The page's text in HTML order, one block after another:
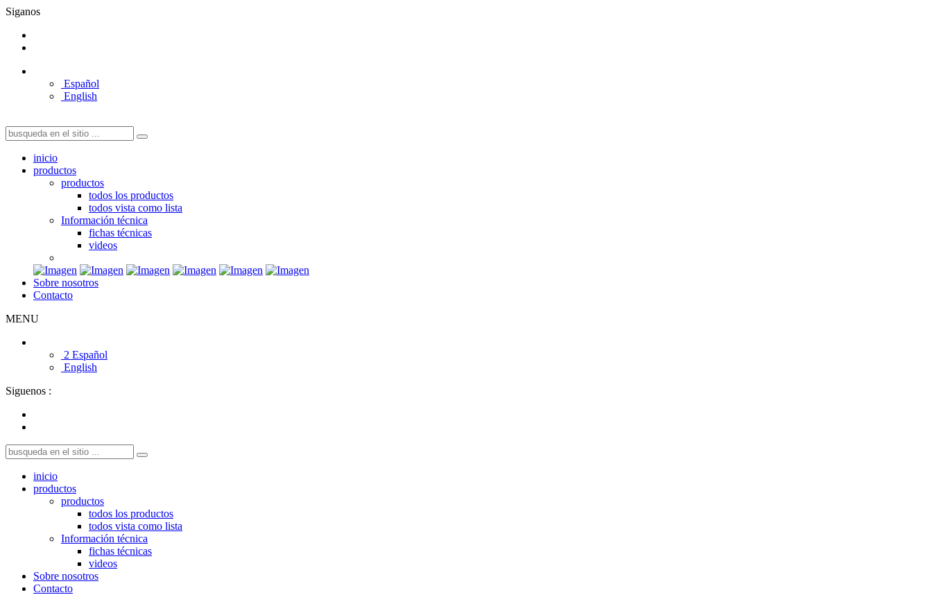
Siganos
Español
English
inicio
productos
productos
todos los productos
todos vista como lista
Información técnica
fichas técnicas
videos
Sobre nosotros
Contacto
MENU
2 Español
English
Siguenos :
inicio
productos
productos
todos los productos
todos vista como lista
Información técnica
fichas técnicas
videos
Sobre nosotros
Contacto